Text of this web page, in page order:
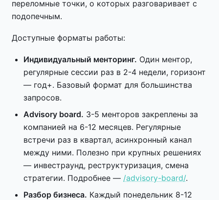
переломные точки, о которых разговаривает с
подопечным.
Доступные форматы работы:
Индивидуальный менторинг. Один ментор,
регулярные сессии раз в 2-4 недели, горизонт
— год+. Базовый формат для большинства
запросов.
Advisory board. 3-5 менторов закреплены за
компанией на 6-12 месяцев. Регулярные
встречи раз в квартал, асинхронный канал
между ними. Полезно при крупных решениях
— инвестраунд, реструктуризация, смена
стратегии. Подробнее — /advisory-board/.
Разбор бизнеса. Каждый понедельник 8-12